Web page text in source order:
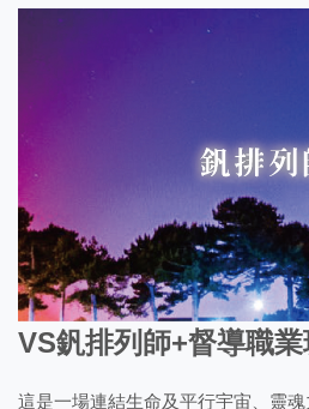
VS釩排列師+督導職
這是一場連結生命及平行宇宙、靈魂